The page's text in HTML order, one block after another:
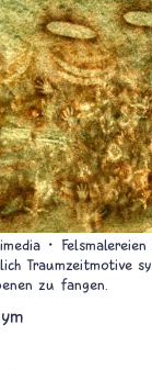
Traumzeitmotive
zu fangen.